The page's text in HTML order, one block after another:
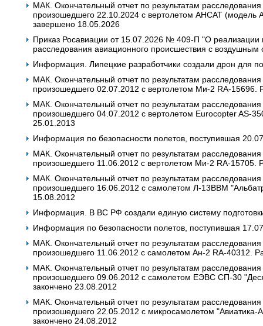
МАК. Окончательный отчет по результатам
произошедшего 22.10.2024 с вертолетом АНСАТ (модель
завершено 18.05.2026
Приказ Росавиации от 15.07.2026 № 409-П "О реализации
расследования авиационного происшествия с
Информация. Липецкие разработчики создали дрон для
МАК. Окончательный отчет по результатам
произошедшего 02.07.2012 с вертолетом Ми-2 RA-15696.
МАК. Окончательный отчет по результатам
произошедшего 04.07.2012 с вертолетом Eurocopter AS-
25.01.2013
Информация по безопасности полетов, поступившая
МАК. Окончательный отчет по результатам
произошедшего 11.06.2012 с вертолетом Ми-2 RA-15705.
МАК. Окончательный отчет по результатам
произошедшего 16.06.2012 с самолетом Л-13ВВМ
15.08.2012
Информация. В ВС РФ создали единую систему
Информация по безопасности полетов, поступившая
МАК. Окончательный отчет по результатам
произошедшего 11.06.2012 с самолетом Ан-2 RA-40312.
МАК. Окончательный отчет по результатам
произошедшего 09.06.2012 с самолетом ЕЭВС СП-30
закончено 23.08.2012
МАК. Окончательный отчет по результатам
произошедшего 22.05.2012 с микросамолетом
закончено 24.08.2012